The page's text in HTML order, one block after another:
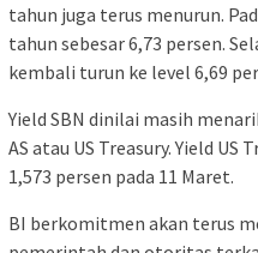
tahun juga terus menurun.
tahun sebesar 6,73 persen.
kembali turun ke level 6,69
Yield SBN dinilai masih
AS atau US Treasury. Yield
1,573 persen pada 11 Maret.
BI berkomitmen akan terus